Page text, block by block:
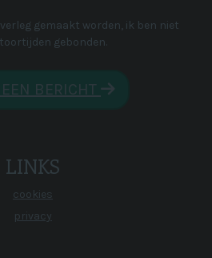
gemaakt worden, ik ben niet
gebonden.
BERICHT
LINKS
cookies
privacy